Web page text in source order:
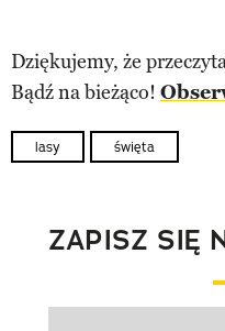
Dziękujemy, że
Bądź na bieżąco!
lasy święta
ZAPISZ SIĘ